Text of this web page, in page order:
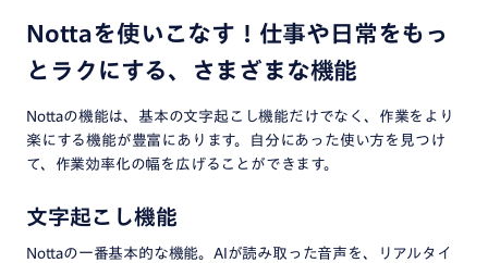
‍Nottaを使いこなす！仕事や日常をもっ
とラクにする、さまざまな機能
Nottaの機能は、基本の文字起こし機能だけでなく、作業をより
楽にする機能が豊富にあります。自分にあった使い方を見つけ
て、作業効率化の幅を広げることができます。
文字起こし機能
Nottaの一番基本的な機能。AIが読み取った音声を、リアルタイ